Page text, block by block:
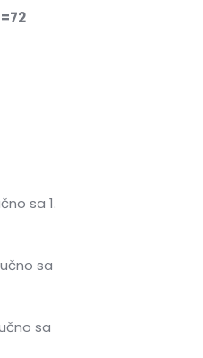
sa 1.
sa
sa